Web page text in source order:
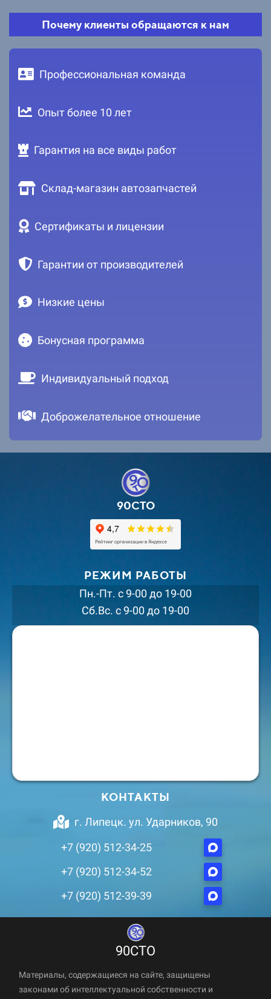
Почему клиенты обращаются к нам
Профессиональная команда
Опыт более 10 лет
Гарантия на все виды работ
Склад-магазин автозапчастей
Сертификаты и лицензии
Гарантии от производителей
Низкие цены
Бонусная программа
Индивидуальный подход
Доброжелательное отношение
90СТО
РЕЖИМ РАБОТЫ
Пн.-Пт. с 9-00 до 19-00
Сб.Вс. с 9-00 до 19-00
КОНТАКТЫ
г. Липецк. ул. Ударников, 90
+7 (920) 512-34-25
+7 (920) 512-34-52
+7 (920) 512-39-39
90СТО
Материалы, содержащиеся на сайте, защищены
законами об интеллектуальной собственности и